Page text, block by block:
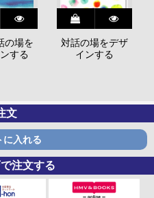
の場を
する
対話の場をデザ
インする
文
入れる
注文する